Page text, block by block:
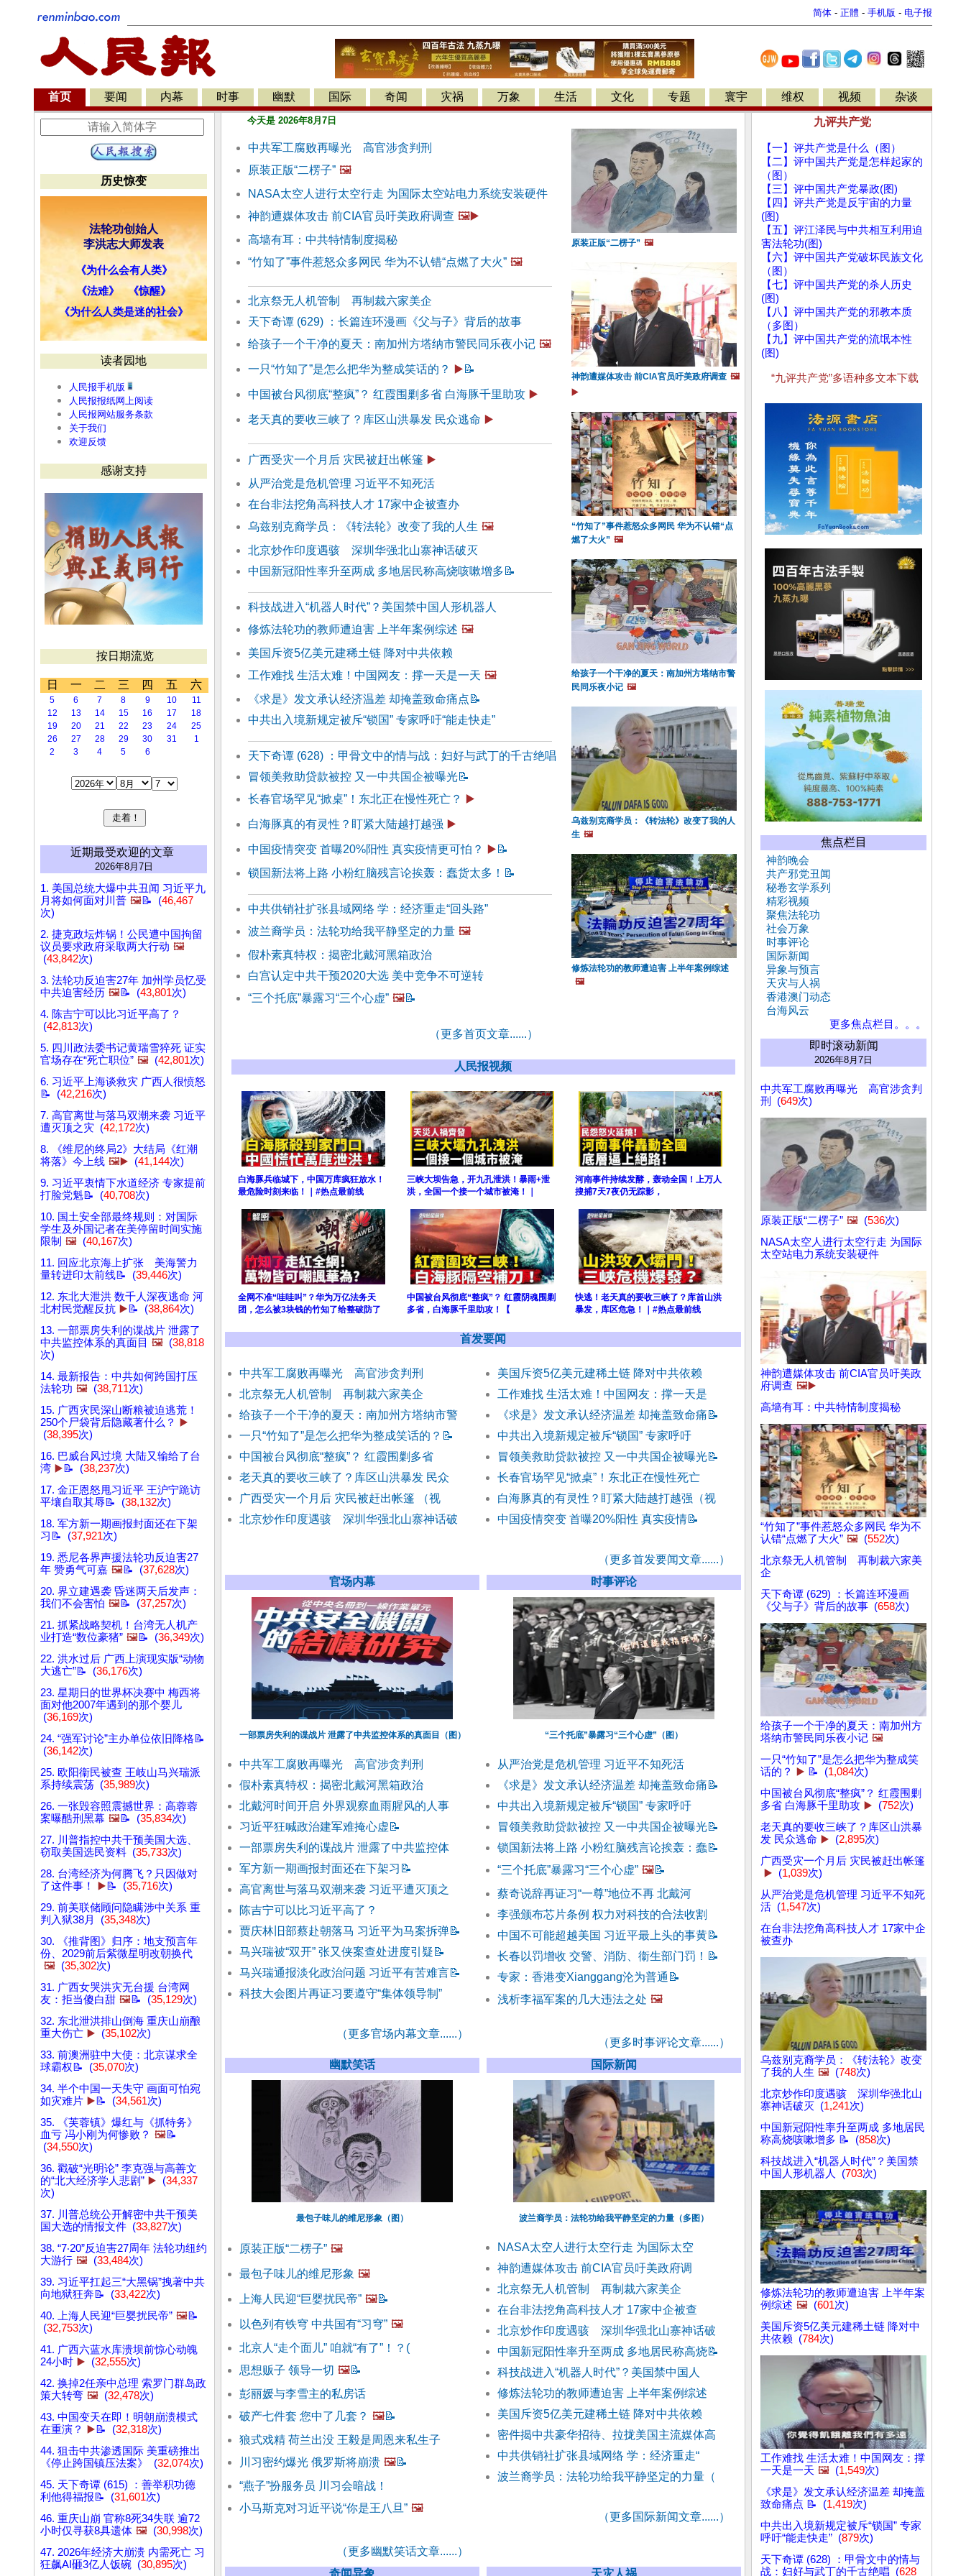
简体 - 正體 - 手机版 - 电子报
首页 要闻 内幕 时事 幽默 国际 奇闻 灾祸 万象 生活 文化 专题 寰宇 维权 视频 杂谈
历史惊变
法轮功创始人
李洪志大师发表
《为什么会有人类》
《法难》
《惊醒》
《为什么人类是迷的社会》
读者园地
人民报手机版
人民报报纸网上阅读
人民报网站服务条款
关于我们
欢迎反馈
感谢支持
按日期流览
日 一 二 三 四 五 六
5 6 7 8 9 10
11
12
13 14 15 16 17
18
19
20 21 22 23 24
25
26
27 28 29 30 31
1
2
3 4 5 6
近期最受欢迎的文章
2026年8月7日
1. 美国总统大爆中共丑闻 习近平九
月将如何面对川普 🖼️📝 (46,467
次)
2. 捷克政坛炸锅！公民遭中国拘留
议员要求政府采取两大行动 🖼️
(43,842次)
3. 法轮功反迫害27年 加州学员忆受
中共迫害经历 🖼️📝 (43,801次)
4. 陈吉宁可以比习近平高了？
(42,813次)
5. 四川政法委书记黄瑞雪猝死 证实
官场存在“死亡职位” 🖼️ (42,801次)
6. 习近平上海谈救灾 广西人很愤怒
📝 (42,216次)
7. 高官离世与落马双潮来袭 习近平
遭灭顶之灾 (42,172次)
8. 《维尼的终局2》大结局《红潮
将落》今上线 🖼️▶️ (41,144次)
9. 习近平衷情下水道经济 专家提前
打脸党魁📝 (40,708次)
10. 国土安全部最终规则：对国际
学生及外国记者在美停留时间实施
限制 🖼️ (40,167次)
11. 回应北京海上扩张 美海警力
量转进印太前线📝 (39,446次)
12. 东北大泄洪 数千人深夜逃命 河
北村民觉醒反抗 ▶️📝 (38,864次)
13. 一部票房失利的谍战片 泄露了
中共监控体系的真面目 🖼️ (38,818
次)
14. 最新报告：中共如何跨国打压
法轮功 🖼️ (38,711次)
15. 广西灾民深山断粮被迫逃荒！
250个尸袋背后隐藏著什么？
▶️
(38,395次)
16. 巴威台风过境 大陆又输给了台
湾 ▶️📝 (38,237次)
17. 金正恩怒甩习近平 王沪宁跪访
平壤自取其辱📝 (38,132次)
18. 军方新一期画报封面还在下架
习📝 (37,921次)
19. 悉尼各界声援法轮功反迫害27
年 赞勇气可嘉 🖼️📝 (37,628次)
20. 界立建遇袭 昏迷两天后发声：
我们不会害怕 🖼️📝 (37,257次)
21. 抓紧战略契机！台湾无人机产
业打造“数位豪猪” 🖼️📝 (36,349次)
22. 洪水过后 广西上演现实版“动物
大逃亡”📝 (36,176次)
23. 星期日的世界杯决赛中 梅西将
面对他2007年遇到的那个婴儿
(36,169次)
24. “强军讨论”主办单位依旧降格📝
(36,142次)
25. 欧阳衞民被查 王岐山马兴瑞派
系持续震荡 (35,989次)
26. 一张毁容照震撼世界：高蓉蓉
案曝酷刑黑幕 🖼️📝 (35,834次)
27. 川普指控中共干预美国大选、
窃取美国选民资料 (35,733次)
28. 台湾经济为何腾飞？只因做对
了这件事！
▶️📝 (35,716次)
29. 前美联储顾问隐瞒涉中关系 重
判入狱38月 (35,348次)
30. 《推背图》归序：地支预言年
份、2029前后紫微星明改朝换代
🖼️ (35,302次)
31. 广西女哭洪灾无台援 台湾网
友：拒当傻白甜 🖼️📝 (35,129次)
32. 东北泄洪排山倒海 重庆山崩酿
重大伤亡 ▶️ (35,102次)
33. 前澳洲驻中大使：北京谋求全
球霸权📝 (35,070次)
34. 半个中国一天失守 画面可怕宛
如灾难片 ▶️📝 (34,561次)
35. 《芙蓉镇》爆红与《抓特务》
血亏 冯小刚为何惨败？ 🖼️📝
(34,550次)
36. 戳破“光明论” 李克强与高善文
的“北大经济学人悲剧” ▶️ (34,337
次)
37. 川普总统公开解密中共干预美
国大选的情报文件 (33,827次)
38. “7‧20”反迫害27周年 法轮功纽约
大游行 🖼️ (33,484次)
39. 习近平扛起三“大黑锅”拽著中共
向地狱狂奔📝 (33,422次)
40. 上海人民迎“巨婴扰民帝” 🖼️📝
(32,753次)
41. 广西六蓝水库溃坝前惊心动魄
24小时 ▶️ (32,555次)
42. 换掉2任亲中总理 索罗门群岛政
策大转弯 🖼️ (32,478次)
43. 中国变天在即！明朝崩溃模式
在重演？
▶️📝 (32,318次)
44. 狙击中共渗透国际 美重磅推出
《停止跨国镇压法案》 (32,074次)
45. 天下奇谭 (615) ：善举积功德
利他得福报📝 (31,601次)
46. 重庆山崩 官称8死34失联 逾72
小时仅寻获8具遗体 🖼️ (30,998次)
47. 2026年经济大崩溃 内需死亡 习
狂飙AI砸3亿人饭碗 (30,895次)
今天是 2026年8月7日
中共军工腐败再曝光 高官涉贪判刑
原装正版“二楞子” 🖼️
NASA太空人进行太空行走 为国际太空站电力系统安装硬件
神韵遭媒体攻击 前CIA官员吁美政府调查 🖼️▶️
高墙有耳：中共特情制度揭秘
“竹知了”事件惹怒众多网民 华为不认错“点燃了大火” 🖼️
北京祭无人机管制 再制裁六家美企
天下奇谭 (629) ：长篇连环漫画《父与子》背后的故事
给孩子一个干净的夏天：南加州方塔纳市警民同乐夜小记 🖼️
一只“竹知了”是怎么把华为整成笑话的？ ▶️ 📝
中国被台风彻底“整疯”？ 红霞围剿多省 白海豚千里助攻 ▶️
老天真的要收三峡了？库区山洪暴发 民众逃命 ▶️
广西受灾一个月后 灾民被赶出帐篷 ▶️
从严治党是危机管理 习近平不知死活
在台非法挖角高科技人才 17家中企被查办
乌兹别克裔学员：《转法轮》改变了我的人生 🖼️
北京炒作印度遇骇 深圳华强北山寨神话破灭
中国新冠阳性率升至两成 多地居民称高烧咳嗽增多 📝
科技战进入“机器人时代”？美国禁中国人形机器人
修炼法轮功的教师遭迫害 上半年案例综述 🖼️
美国斥资5亿美元建稀土链 降对中共依赖
工作难找 生活太难！中国网友：撑一天是一天 🖼️
《求是》发文承认经济温差 却掩盖致命痛点 📝
中共出入境新规定被斥“锁国” 专家呼吁“能走快走”
天下奇谭 (628) ：甲骨文中的情与战：妇好与武丁的千古绝唱
冒领美救助贷款被控 又一中共国企被曝光📝
长春官场罕见“掀桌”！东北正在慢性死亡？ ▶️
白海豚真的有灵性？盯紧大陆越打越强 ▶️
中国疫情突变 首曝20%阳性 真实疫情更可怕？ ▶️ 📝
锁国新法将上路 小粉红脑残言论挨轰：蠢货太多！ 📝
中共供销社扩张县域网络 学：经济重走“回头路”
波兰裔学员：法轮功给我平静坚定的力量 🖼️
假朴素真特权：揭密北戴河黑箱政治
白宫认定中共干预2020大选 美中竞争不可逆转
“三个托底”暴露习“三个心虚” 🖼️📝
（更多首页文章......）
原装正版“二楞子” 🖼️
神韵遭媒体攻击 前CIA官员吁美政府调查 🖼️
▶️
“竹知了”事件惹怒众多网民 华为不认错“点
燃了大火” 🖼️
给孩子一个干净的夏天：南加州方塔纳市警
民同乐夜小记 🖼️
乌兹别克裔学员：《转法轮》改变了我的人
生 🖼️
修炼法轮功的教师遭迫害 上半年案例综述
🖼️
人民报视频
白海豚兵临城下，中国万库疯狂放水！
最危险时刻来临！｜#热点最前线
三峡大坝告急，开九孔泄洪！暴雨+泄
洪，全国一个接一个城市被淹！｜
河南事件持续发酵，轰动全国！上万人
搜捕7天7夜仍无踪影，
全网不准“哇哇叫”？华为万亿法务天
团，怎么被3块钱的竹知了给整破防了
中国被台风彻底“整疯”？ 红霞阴魂围剿
多省，白海豚千里助攻！【
快逃！老天真的要收三峡了？库首山洪
暴发，库区危急！｜#热点最前线
首发要闻
中共军工腐败再曝光 高官涉贪判刑
北京祭无人机管制 再制裁六家美企
给孩子一个干净的夏天：南加州方塔纳市警
一只“竹知了”是怎么把华为整成笑话的？ 📝
中国被台风彻底“整疯”？ 红霞围剿多省
老天真的要收三峡了？库区山洪暴发 民众
广西受灾一个月后 灾民被赶出帐篷 （视
北京炒作印度遇骇 深圳华强北山寨神话破
美国斥资5亿美元建稀土链 降对中共依赖
工作难找 生活太难！中国网友：撑一天是
《求是》发文承认经济温差 却掩盖致命痛 📝
中共出入境新规定被斥“锁国” 专家呼吁
冒领美救助贷款被控 又一中共国企被曝光📝
长春官场罕见“掀桌”！东北正在慢性死亡
白海豚真的有灵性？盯紧大陆越打越强（视
中国疫情突变 首曝20%阳性 真实疫情📝
（更多首发要闻文章......）
官场内幕
一部票房失利的谍战片 泄露了中共监控体系的真面目（图）
中共军工腐败再曝光 高官涉贪判刑
假朴素真特权：揭密北戴河黑箱政治
北戴河时间开启 外界观察血雨腥风的人事
习近平狂喊政治建军难掩心虚 📝
一部票房失利的谍战片 泄露了中共监控体
军方新一期画报封面还在下架习 📝
高官离世与落马双潮来袭 习近平遭灭顶之
陈吉宁可以比习近平高了？
贾庆林旧部蔡赴朝落马 习近平为马案拆弹📝
马兴瑞被“双开” 张又侠案查处进度引疑 📝
马兴瑞通报淡化政治问题 习近平有苦难言📝
科技大会图片再证习要遵守“集体领导制”
（更多官场内幕文章......）
时事评论
“三个托底”暴露习“三个心虚”（图）
从严治党是危机管理 习近平不知死活
《求是》发文承认经济温差 却掩盖致命痛 📝
中共出入境新规定被斥“锁国” 专家呼吁
冒领美救助贷款被控 又一中共国企被曝光📝
锁国新法将上路 小粉红脑残言论挨轰：蠢 📝
“三个托底”暴露习“三个心虚” 🖼️📝
蔡奇说辞再证习“一尊”地位不再 北戴河
李强颁布芯片条例 权力对科技的合法收割
中国不可能超越美国 习近平最上头的事黄📝
长春以罚增收 交警、消防、衞生部门罚！ 📝
专家：香港变Xianggang沦为普通 📝
浅析李福军案的几大违法之处 🖼️
（更多时事评论文章......）
幽默笑话
最包子味儿的维尼形象（图）
原装正版“二楞子” 🖼️
最包子味儿的维尼形象 🖼️
上海人民迎“巨婴扰民帝” 🖼️📝
以色列有铁穹 中共国有“习穹” 🖼️
北京人“走个面儿” 咱就“有了”！？(
思想贩子 领导一切 🖼️📝
彭丽媛与李雪主的私房话
破产七件套 您中了几套？ 🖼️📝
狼式戏精 荷兰出没 王毅是周恩来私生子
川习密约爆光 俄罗斯将崩溃 🖼️📝
“燕子”扮服务员 川习会暗战！
小马斯克对习近平说“你是王八旦” 🖼️
（更多幽默笑话文章......）
国际新闻
波兰裔学员：法轮功给我平静坚定的力量（多图）
NASA太空人进行太空行走 为国际太空
神韵遭媒体攻击 前CIA官员吁美政府调
北京祭无人机管制 再制裁六家美企
在台非法挖角高科技人才 17家中企被查
北京炒作印度遇骇 深圳华强北山寨神话破
中国新冠阳性率升至两成 多地居民称高烧📝
科技战进入“机器人时代”？美国禁中国人
修炼法轮功的教师遭迫害 上半年案例综述
美国斥资5亿美元建稀土链 降对中共依赖
密件揭中共豪华招待、拉拢美国主流媒体高
中共供销社扩张县域网络 学：经济重走“
波兰裔学员：法轮功给我平静坚定的力量（
（更多国际新闻文章......）
奇闻异象 天灾人祸
九评共产党
【一】评共产党是什么（图）
【二】评中国共产党是怎样起家的
（图）
【三】评中国共产党暴政(图)
【四】评共产党是反宇宙的力量
(图)
【五】评江泽民与中共相互利用迫
害法轮功(图)
【六】评中国共产党破坏民族文化
（图）
【七】评中国共产党的杀人历史
(图)
【八】评中国共产党的邪教本质
（多图）
【九】评中国共产党的流氓本性
(图)
“九评共产党”多语种多文本下载
焦点栏目
神韵晚会
共产邪党丑闻
秘卷玄学系列
精彩视频
聚焦法轮功
社会万象
时事评论
国际新闻
异象与预言
天灾与人祸
香港澳门动态
台海风云
更多焦点栏目。。。
即时滚动新闻
2026年8月7日
中共军工腐败再曝光 高官涉贪判
刑 (649次)
原装正版“二楞子” 🖼️ (536次)
NASA太空人进行太空行走 为国际
太空站电力系统安装硬件
神韵遭媒体攻击 前CIA官员吁美政
府调查 🖼️▶️
高墙有耳：中共特情制度揭秘
“竹知了”事件惹怒众多网民 华为不
认错“点燃了大火” 🖼️ (552次)
北京祭无人机管制 再制裁六家美
企
天下奇谭 (629) ：长篇连环漫画
《父与子》背后的故事 (658次)
给孩子一个干净的夏天：南加州方
塔纳市警民同乐夜小记 🖼️
一只“竹知了”是怎么把华为整成笑
话的？ ▶️ 📝 (1,084次)
中国被台风彻底“整疯”？ 红霞围剿
多省 白海豚千里助攻 ▶️ (752次)
老天真的要收三峡了？库区山洪暴
发 民众逃命 ▶️ (2,895次)
广西受灾一个月后 灾民被赶出帐篷
▶️ (1,039次)
从严治党是危机管理 习近平不知死
活 (1,547次)
在台非法挖角高科技人才 17家中企
被查办
乌兹别克裔学员：《转法轮》改变
了我的人生 🖼️ (748次)
北京炒作印度遇骇 深圳华强北山
寨神话破灭 (1,241次)
中国新冠阳性率升至两成 多地居民
称高烧咳嗽增多 📝 (858次)
科技战进入“机器人时代”？美国禁
中国人形机器人 (703次)
修炼法轮功的教师遭迫害 上半年案
例综述 🖼️ (601次)
美国斥资5亿美元建稀土链 降对中
共依赖 (784次)
工作难找 生活太难！中国网友：撑
一天是一天 🖼️ (1,549次)
《求是》发文承认经济温差 却掩盖
致命痛点 📝 (1,419次)
中共出入境新规定被斥“锁国” 专家
呼吁“能走快走” (879次)
天下奇谭 (628) ：甲骨文中的情与
战：妇好与武丁的千古绝唱 (628